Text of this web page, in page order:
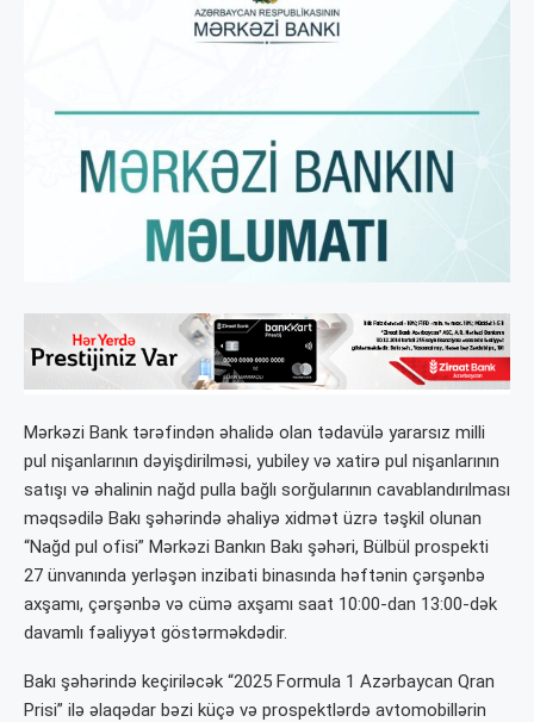
Mərkəzi Bank tərəfindən əhalidə olan tədavülə yararsız milli
pul nişanlarının dəyişdirilməsi, yubiley və xatirə pul nişanlarının
satışı və əhalinin nağd pulla bağlı sorğularının cavablandırılması
məqsədilə Bakı şəhərində əhaliyə xidmət üzrə təşkil olunan
“Nağd pul ofisi” Mərkəzi Bankın Bakı şəhəri, Bülbül prospekti
27 ünvanında yerləşən inzibati binasında həftənin çərşənbə
axşamı, çərşənbə və cümə axşamı saat 10:00-dan 13:00-dək
davamlı fəaliyyət göstərməkdədir.
Bakı şəhərində keçiriləcək “2025 Formula 1 Azərbaycan Qran
Prisi” ilə əlaqədar bəzi küçə və prospektlərdə avtomobillərin